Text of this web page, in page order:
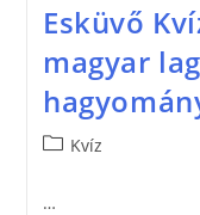
Esküvő
magyar
Kvíz
…